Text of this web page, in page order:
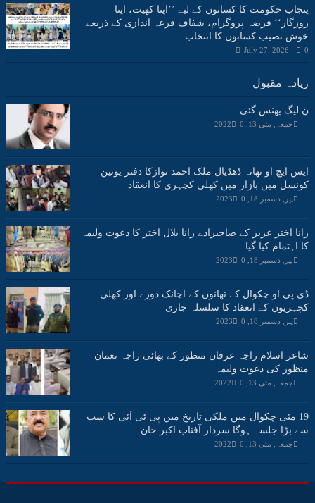
پنجاب حکومت کا کسانوں کے لیے ’’اپنا کھیت، اپنا
روزگار‘‘ قرضہ پروگرام، شفاف قرعہ اندازی کے ذریعے
خوش نصیب کسانوں کا انتخاب
July 27, 2026 0
زیادہ مقبول
ن لیگ پھنس گئی
جمعہ, مئی 13, 2022 0
ایس ایچ او تھانہ ڈھڈیال ملک احمد نوازکا دفتر یونین
کونسل مین بازار میں کھلی کچہری کا انعقاد
پیر, دسمبر 18, 2023 0
رانا اختر عزیز کے صاحبزادے رانا بلال اختر کا دعوت ولیمہ
کا اہتمام کیا گیا
پیر, دسمبر 18, 2023 0
ڈی پی او چکوال کے تھانوں کے اچانک دورے اور کھلی
کچہریوں کے انعقاد کا سلسلہ جاری
پیر, دسمبر 18, 2023 0
شاعر اسلام راجہ عرفان منظور کے بھائی راجہ نعمان
منظور کی دعوت ولیمہ
جمعہ, مئی 13, 2022 0
19 مئی چکوال میں ملکی تاریخ میں پی ٹی آئی کا سب
سے بڑا جلسہ ہوگا سردار آفتاب اکبر خان
جمعہ, مئی 13, 2022 0